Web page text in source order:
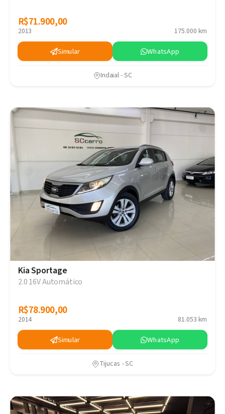
R$71.900,00
R$71.900,00
2013 175.000 km
Simular WhatsApp
Indaial - SC
Kia Sportage
2.0 16V Automático
R$78.900,00
R$78.900,00
2014 81.053 km
Simular WhatsApp
Tijucas - SC